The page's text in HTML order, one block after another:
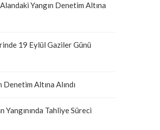
Yangın Denetim Altına
19 Eylül Gaziler Günü
Denetim Altına Alındı
Yangınında Tahliye Süreci